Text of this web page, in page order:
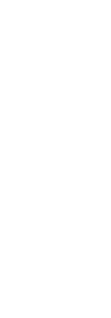
LES YEUX
13400